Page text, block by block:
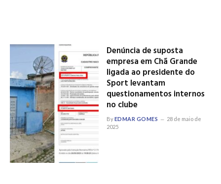
Denúncia de suposta
empresa em Chã Grande
ligada ao presidente do
Sport levantam
questionamentos internos
no clube
ByEDMAR GOMES
28 de maio de
2025